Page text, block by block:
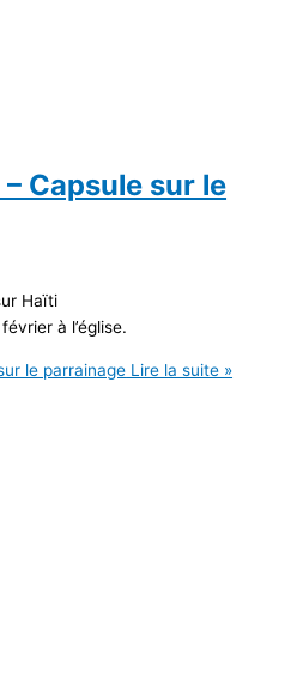
Capsule sur le
Haïti
à l’église.
le parrainage Lire la suite »